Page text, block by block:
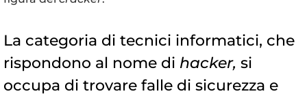
La categoria di tecnici informatici, che
rispondono al nome di hacker, si
occupa di trovare falle di sicurezza e